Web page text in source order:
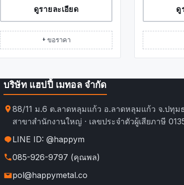
ดูรายละเอียด
+ ขอราคา
ดู
บริษัท แฮปปี้ เมทอล จำกัด
88/11 ม.6 ต.ลาดหลุมแก้ว อ.ลาดหลุมแก้ว จ.ปทุม
สาขาสำนักงานใหญ่ · เลขประจำตัวผู้เสียภาษี
LINE ID: @happym
085-926-9797 (คุณพล)
pol@happymetal.co